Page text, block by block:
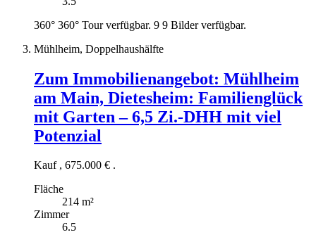
360° 360° Tour verfügbar. 9 9 Bilder verfügbar.
Mühlheim, Doppelhaushälfte
Zum Immobilienangebot: Mühlheim
am Main, Dietesheim: Familienglück
mit Garten – 6,5 Zi.-DHH mit viel
Potenzial
Kauf , 675.000 € .
Fläche
214 m²
Zimmer
6.5